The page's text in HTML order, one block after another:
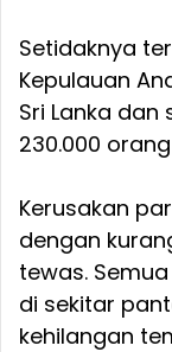
Setidaknya
Kepulauan
Sri Lanka
230.000
Kerusakan
dengan
tewas.
di sekitar
kehilangan